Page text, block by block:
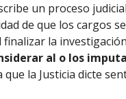
un proceso
de que los cargos
finalizar la
al o los
que la Justicia dicte